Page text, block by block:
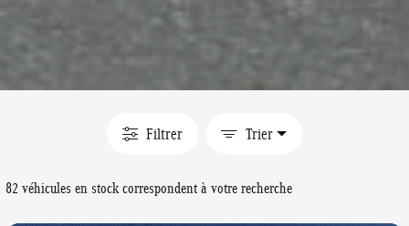
Filtrer Trier
82 véhicules en stock correspondent à votre recherche